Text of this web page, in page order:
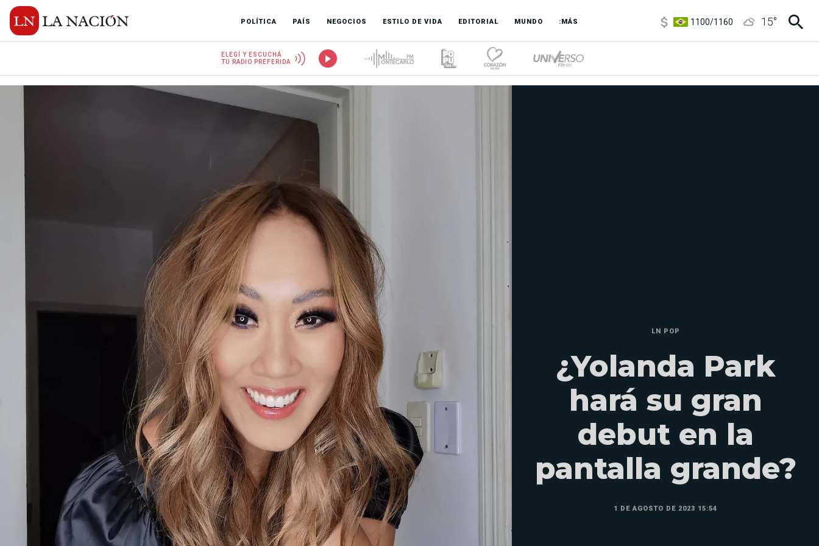
POLÍTICA PAÍS NEGOCIOS ESTILO DE VIDA EDITORIAL MUNDO :MÁS
3,8/4
6850/7200
15°
ELEGÍ Y ESCUCHÁ
TU RADIO PREFERIDA
LN POP
¿Yolanda Park
hará su gran
debut en la
pantalla grande?
1 DE AGOSTO DE 2023 15:54